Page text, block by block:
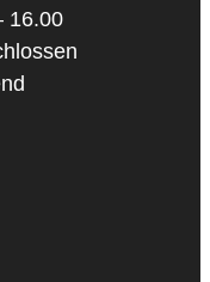
16.00